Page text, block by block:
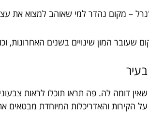
– מקום נהדר למי שאוהב למצוא את
שעובר המון שינויים בשנים האחרונות,
דומה לה. פה תראו תוכלו לראות
על הקירות והאדריכלות המיוחדת